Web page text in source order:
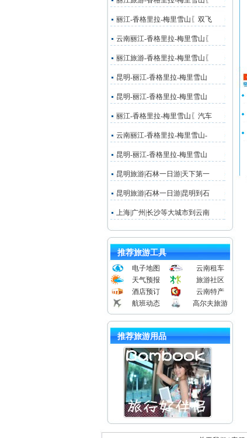
丽江-香格里拉-梅里雪山〖双飞
云南丽江-香格里拉-梅里雪山〖
丽江旅游-香格里拉-梅里雪山〖
昆明-丽江-香格里拉-梅里雪山
昆明-丽江-香格里拉-梅里雪山
丽江-香格里拉-梅里雪山〖汽车
云南丽江-香格里拉-梅里雪山-
昆明-丽江-香格里拉-梅里雪山
昆明旅游|石林一日游|天下第一
昆明旅游|石林一日游|昆明到石
上海|广州|长沙等大城市到云南
推荐旅游工具
电子地图
云南租车
天气预报
旅游社区
酒店预订
云南特产
航班动态
高尔夫旅游
推荐旅游用品